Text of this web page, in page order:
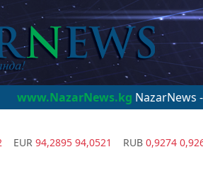
NazarNews - дүйнө
EUR 94,2895 94,0521 RUB 0,9274